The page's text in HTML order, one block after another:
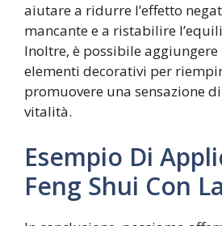
aiutare a ridurre l’effetto
mancante e a ristabilire
Inoltre, è possibile
elementi decorativi per
promuovere una sensazione
vitalità.
Esempio Di
Feng Shui Con